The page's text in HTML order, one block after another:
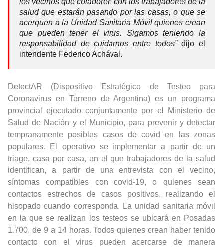
los vecinos que colaboren con los trabajadores de la
salud que estarán pasando por las casas, o que se
acerquen a la Unidad Sanitaria Móvil quienes crean
que pueden tener el virus. Sigamos teniendo la
responsabilidad de cuidarnos entre todos”dijo el
intendente Federico Achával.
DetectAR (Dispositivo Estratégico de Testeo para
Coronavirus en Terreno de Argentina) es un programa
provincial ejecutado conjuntamente por el Ministerio de
Salud de Nación y el Municipio, para prevenir y detectar
tempranamente posibles casos de covid en las zonas
populares. El operativo se implementar a partir de un
triage, casa por casa, en el que trabajadores de la salud
identifican, a partir de una entrevista con el vecino,
síntomas compatibles con covid-19, o quienes sean
contactos estrechos de casos positivos, realizando el
hisopado cuando corresponda. La unidad sanitaria móvil
en la que se realizan los testeos se ubicará en Posadas
1.700, de 9 a 14 horas. Todos quienes crean haber tenido
contacto con el virus pueden acercarse de manera